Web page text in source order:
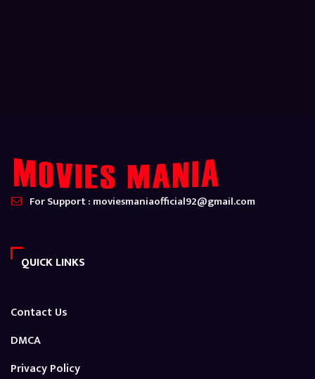
For Support : moviesmaniaofficial92@gmail.com
QUICK LINKS
Contact Us
DMCA
Privacy Policy